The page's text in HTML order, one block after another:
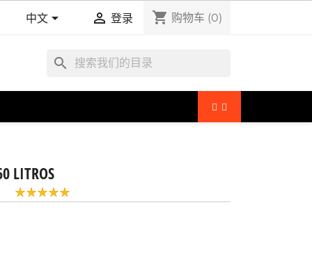
中文  登录 shopping_cart 购物车 (0)
search
LITROS